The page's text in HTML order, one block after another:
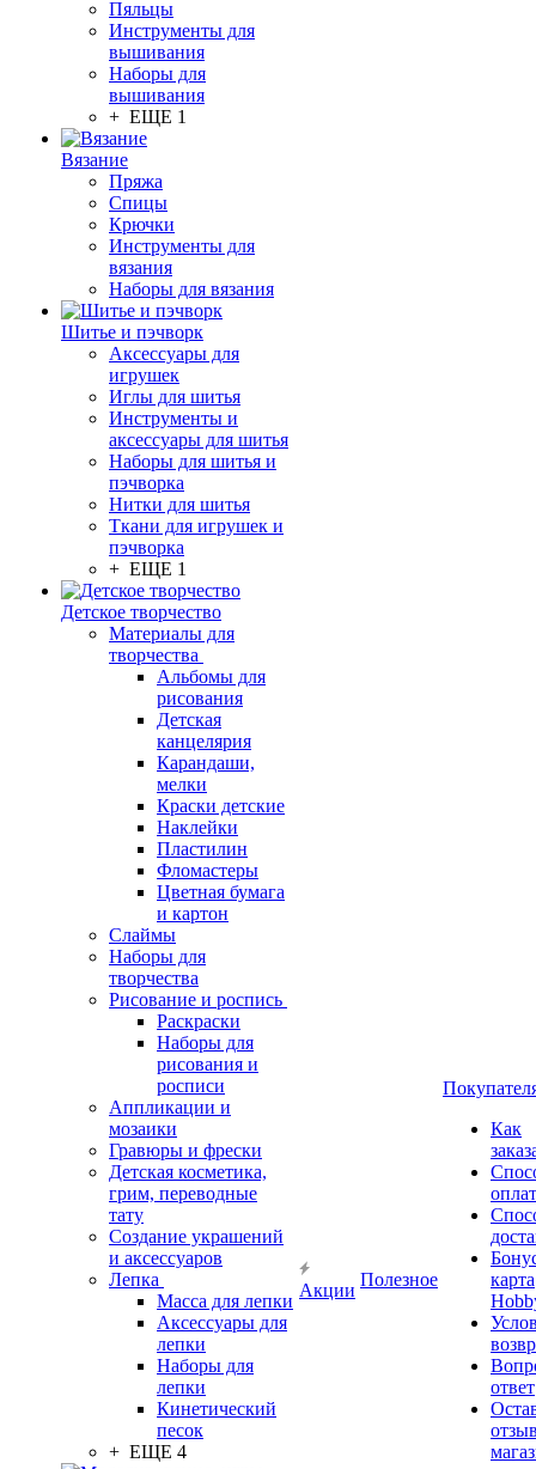
Пяльцы
Инструменты для
вышивания
Наборы для
вышивания
+ ЕЩЕ 1
Вязание
Пряжа
Спицы
Крючки
Инструменты для
вязания
Наборы для вязания
Шитье и пэчворк
Аксессуары для
игрушек
Иглы для шитья
Инструменты и
аксессуары для шитья
Наборы для шитья и
пэчворка
Нитки для шитья
Ткани для игрушек и
пэчворка
+ ЕЩЕ 1
Детское творчество
Материалы для
творчества
Альбомы для
рисования
Детская
канцелярия
Карандаши,
мелки
Краски детские
Наклейки
Пластилин
Фломастеры
Цветная бумага
и картон
Слаймы
Наборы для
творчества
Рисование и роспись
Раскраски
Наборы для
рисования и
росписи
Аппликации и
мозаики
Гравюры и фрески
Детская косметика,
грим, переводные
тату
Создание украшений
и аксессуаров
Лепка
Масса для лепки
Аксессуары для
лепки
Наборы для
лепки
Кинетический
песок
+ ЕЩЕ 4
Акции
Полезное
Как
карта
ответ